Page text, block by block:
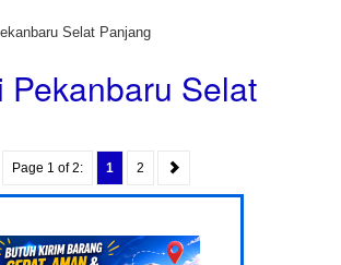
Selat Panjang
Pekanbaru Selat
Page 1 of 2: 1 2